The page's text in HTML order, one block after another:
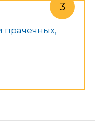
прачечных,